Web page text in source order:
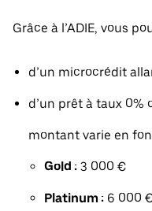
Grâce à l’ADIE, vous
d’un microcrédit
d’un prêt à taux
montant varie en
Gold : 3 000 €
Platinum : 6 000